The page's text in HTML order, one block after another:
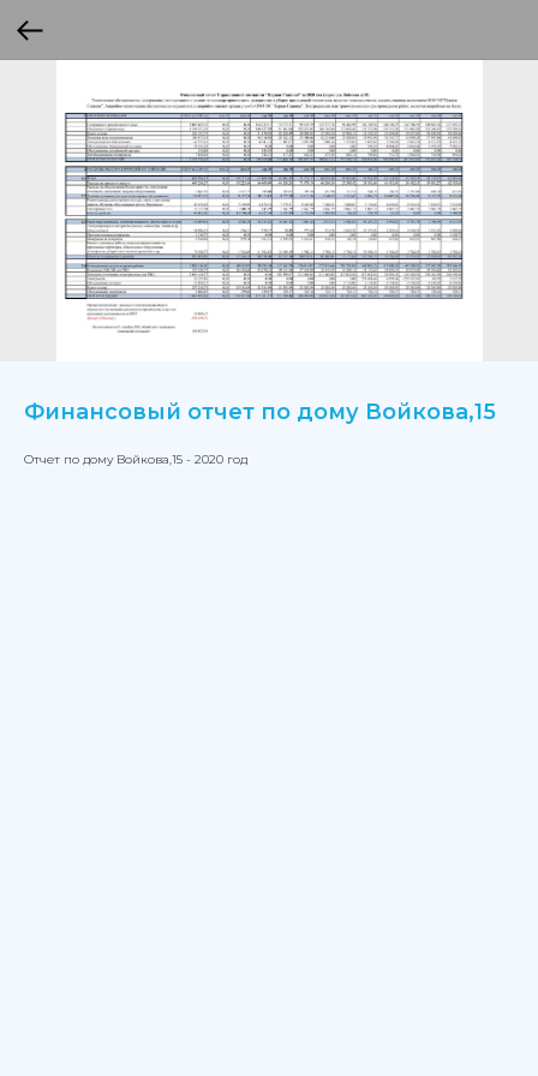
Финансовый отчет по дому Войкова,15
Отчет по дому Войкова,15 - 2020 год